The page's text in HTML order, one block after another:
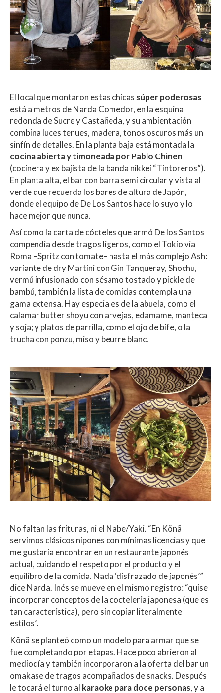
El local que montaron estas chicas súper poderosas
está a metros de Narda Comedor, en la esquina
redonda de Sucre y Castañeda, y su ambientación
combina luces tenues, madera, tonos oscuros más un
sinfín de detalles. En la planta baja está montada la
cocina abierta y timoneada por Pablo Chinen
(cocinera y ex bajista de la banda nikkei “Tintoreros”).
En planta alta, el bar con barra semi circular y vista al
verde que recuerda los bares de altura de Japón,
donde el equipo de De Los Santos hace lo suyo y lo
hace mejor que nunca.
Así como la carta de cócteles que armó De los Santos
compendia desde tragos ligeros, como el Tokio vía
Roma –Spritz con tomate– hasta el más complejo Ash:
variante de dry Martini con Gin Tanqueray, Shochu,
vermú infusionado con sésamo tostado y pickle de
bambú, también la lista de comidas contempla una
gama extensa. Hay especiales de la abuela, como el
calamar butter shoyu con arvejas, edamame, manteca
y soja; y platos de parrilla, como el ojo de bife, o la
trucha con ponzu, miso y beurre blanc.
No faltan las frituras, ni el Nabe/Yaki. “En Kõnã
servimos clásicos nipones con mínimas licencias y que
me gustaría encontrar en un restaurante japonés
actual, cuidando el respeto por el producto y el
equilibro de la comida. Nada ‘disfrazado de japonés’”
dice Narda. Inés se mueve en el mismo registro: “quise
incorporar conceptos de la coctelería japonesa (que es
tan característica), pero sin copiar literalmente
estilos”.
Kõnã se planteó como un modelo para armar que se
fue completando por etapas. Hace poco abrieron al
mediodía y también incorporaron a la oferta del bar un
omakase de tragos acompañados de snacks. Después
le tocará el turno al karaoke para doce personas, y a